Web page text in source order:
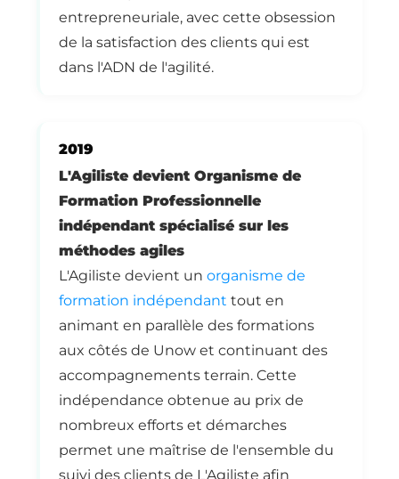
entrepreneuriale, avec cette obsession
de la satisfaction des clients qui est
dans l'ADN de l'agilité.
2019
L'Agiliste devient Organisme de
Formation Professionnelle
indépendant spécialisé sur les
méthodes agiles
L'Agiliste devient un organisme de
formation indépendant tout en
animant en parallèle des formations
aux côtés de Unow et continuant des
accompagnements terrain. Cette
indépendance obtenue au prix de
nombreux efforts et démarches
permet une maîtrise de l'ensemble du
suivi des clients de L'Agiliste afin